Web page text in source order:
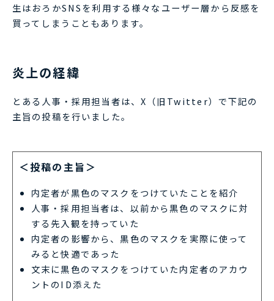
生はおろかSNSを利用する様々なユーザー層から反感を
買ってしまうこともあります。
炎上の経緯
とある人事・採用担当者は、X（旧Twitter）で下記の
主旨の投稿を行いました。
＜投稿の主旨＞
内定者が黒色のマスクをつけていたことを紹介
人事・採用担当者は、以前から黒色のマスクに対
する先入観を持っていた
内定者の影響から、黒色のマスクを実際に使って
みると快適であった
文末に黒色のマスクをつけていた内定者のアカウ
ントのID添えた